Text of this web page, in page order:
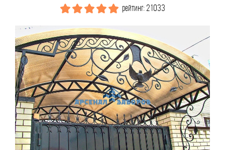
рейтинг: 21033